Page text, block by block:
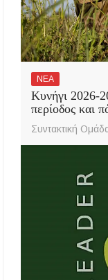
ΝΕΑ
Κυνήγι 2026-
περίοδος και
Συντακτική